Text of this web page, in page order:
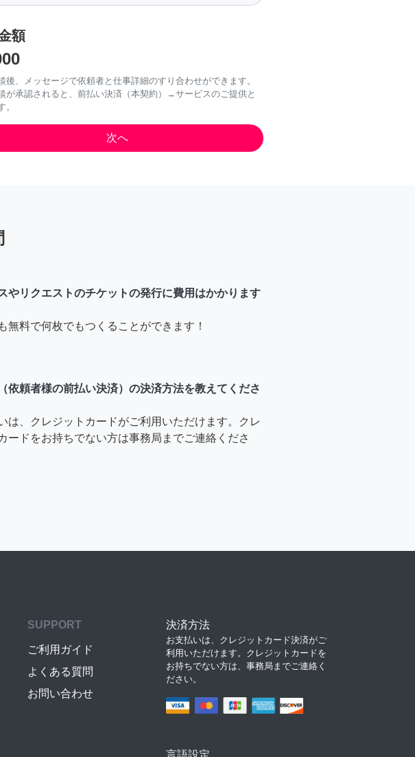
額
後、メッセージで依頼者と仕事詳細のすり合わせができます。
が承認されると、前払い決済（本契約）→サービスのご提供と
。
やリクエストのチケットの発行に費用はかかります
無料で何枚でもつくることができます！
依頼者様の前払い決済）の決済方法を教えてくださ
は、クレジットカードがご利用いただけます。クレ
ードをお持ちでない方は事務局までご連絡くださ
SUPPORT
ご利用ガイド
よくある質問
お問い合わせ
決済方法
お支払いは、クレジットカード決済がご
利用いただけます。クレジットカードを
お持ちでない方は、事務局までご連絡く
ださい。
言語設定